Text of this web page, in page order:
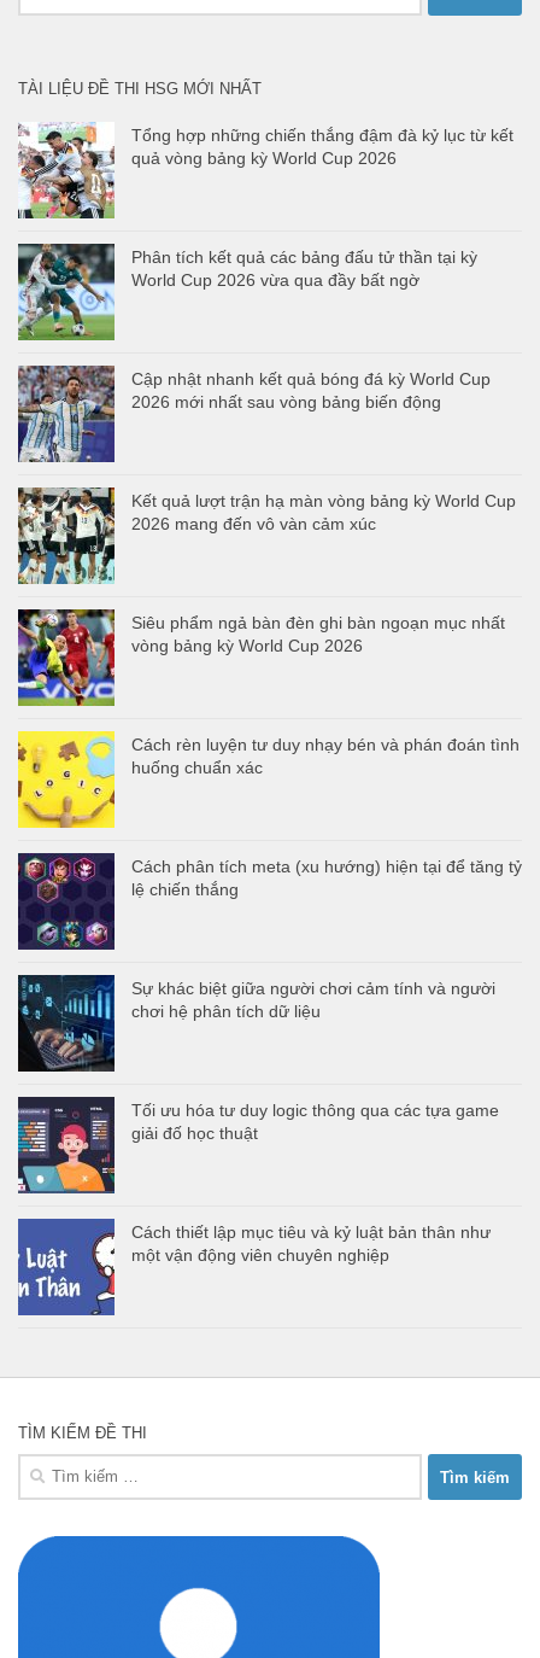
kiếm
TÀI LIỆU ĐỀ THI HSG MỚI NHẤT
Tổng hợp những chiến thắng đậm đà kỷ lục từ kết
quả vòng bảng kỳ World Cup 2026
Phân tích kết quả các bảng đấu tử thần tại kỳ
World Cup 2026 vừa qua đầy bất ngờ
Cập nhật nhanh kết quả bóng đá kỳ World Cup
2026 mới nhất sau vòng bảng biến động
Kết quả lượt trận hạ màn vòng bảng kỳ World Cup
2026 mang đến vô vàn cảm xúc
Siêu phẩm ngả bàn đèn ghi bàn ngoạn mục nhất
vòng bảng kỳ World Cup 2026
Cách rèn luyện tư duy nhạy bén và phán đoán tình
huống chuẩn xác
Cách phân tích meta (xu hướng) hiện tại để tăng tỷ
lệ chiến thắng
Sự khác biệt giữa người chơi cảm tính và người
chơi hệ phân tích dữ liệu
Tối ưu hóa tư duy logic thông qua các tựa game
giải đố học thuật
Cách thiết lập mục tiêu và kỷ luật bản thân như
một vận động viên chuyên nghiệp
TÌM KIẾM ĐỀ THI
Tìm
kiếm